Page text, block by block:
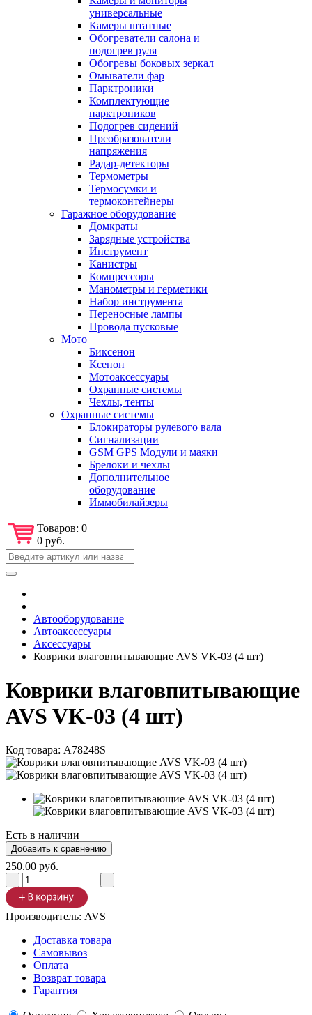
универсальные
Камеры штатные
Обогреватели салона и
подогрев руля
Обогревы боковых зеркал
Омыватели фар
Парктроники
Комплектующие
парктроников
Подогрев сидений
Преобразователи
напряжения
Радар-детекторы
Термометры
Термосумки и
термоконтейнеры
Гаражное оборудование
Домкраты
Зарядные устройства
Инструмент
Канистры
Компрессоры
Манометры и герметики
Набор инструмента
Переносные лампы
Провода пусковые
Мото
Биксенон
Ксенон
Мотоаксессуары
Охранные системы
Чехлы, тенты
Охранные системы
Блокираторы рулевого вала
Сигнализации
GSM GPS Модули и маяки
Брелоки и чехлы
Дополнительное
оборудование
Иммобилайзеры
Товаров: 0
0 руб.
Автооборудование
Автоаксессуары
Аксессуары
Коврики влаговпитывающие AVS VK-03 (4 шт)
Коврики влаговпитывающие
AVS VK-03 (4 шт)
Код товара: A78248S
Есть в наличии
250.00 руб.
Производитель: AVS
Доставка товара
Самовывоз
Оплата
Возврат товара
Гарантия